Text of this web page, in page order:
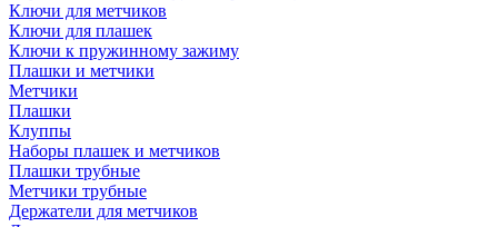
Ключи для метчиков
Ключи для плашек
Ключи к пружинному зажиму
Плашки и метчики
Метчики
Плашки
Клуппы
Наборы плашек и метчиков
Плашки трубные
Метчики трубные
Держатели для метчиков